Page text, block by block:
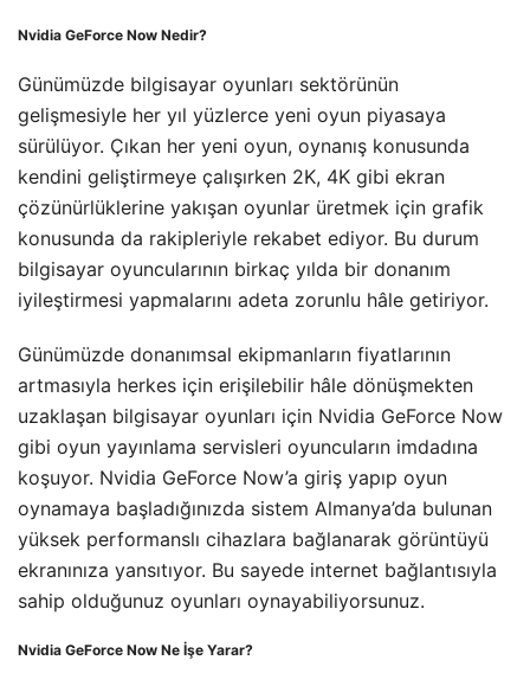
Nvidia GeForce Now Nedir?
Günümüzde bilgisayar oyunları sektörünün
gelişmesiyle her yıl yüzlerce yeni oyun piyasaya
sürülüyor. Çıkan her yeni oyun, oynanış konusunda
kendini geliştirmeye çalışırken 2K, 4K gibi ekran
çözünürlüklerine yakışan oyunlar üretmek için grafik
konusunda da rakipleriyle rekabet ediyor. Bu durum
bilgisayar oyuncularının birkaç yılda bir donanım
iyileştirmesi yapmalarını adeta zorunlu hâle getiriyor.
Günümüzde donanımsal ekipmanların fiyatlarının
artmasıyla herkes için erişilebilir hâle dönüşmekten
uzaklaşan bilgisayar oyunları için Nvidia GeForce Now
gibi oyun yayınlama servisleri oyuncuların imdadına
koşuyor. Nvidia GeForce Now’a giriş yapıp oyun
oynamaya başladığınızda sistem Almanya’da bulunan
yüksek performanslı cihazlara bağlanarak görüntüyü
ekranınıza yansıtıyor. Bu sayede internet bağlantısıyla
sahip olduğunuz oyunları oynayabiliyorsunuz.
Nvidia GeForce Now Ne İşe Yarar?